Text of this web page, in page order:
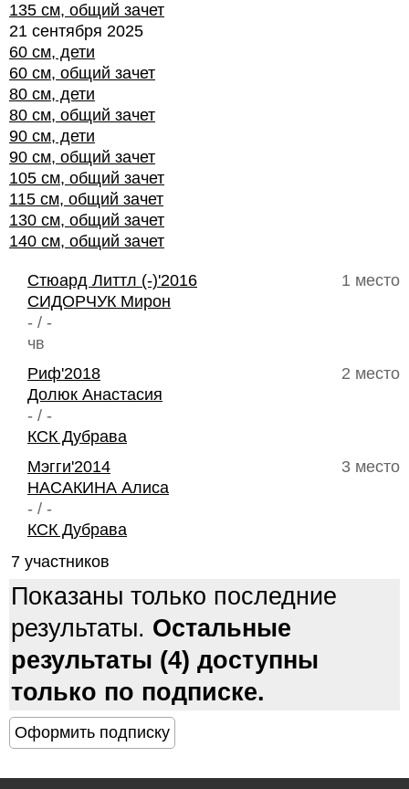
135 см, общий зачет
21 сентября 2025
60 см, дети
60 см, общий зачет
80 см, дети
80 см, общий зачет
90 см, дети
90 см, общий зачет
105 см, общий зачет
115 см, общий зачет
130 см, общий зачет
140 см, общий зачет
1 место
Стюард Литтл (-)'2016
СИДОРЧУК Мирон
- / -
чв
2 место
Риф'2018
Долюк Анастасия
- / -
КСК Дубрава
3 место
Мэгги'2014
НАСАКИНА Алиса
- / -
КСК Дубрава
7 участников
Показаны только последние
результаты. Остальные
результаты (4) доступны
только по подписке.